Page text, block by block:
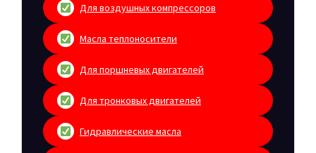
Для воздушных компрессоров
Масла теплоносители
Для поршневых двигателей
Для тронковых двигателей
Гидравлические масла